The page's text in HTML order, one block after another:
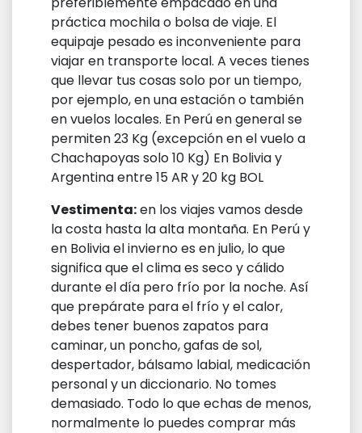
práctica mochila o bolsa de viaje. El
equipaje pesado es inconveniente para
viajar en transporte local. A veces tienes
que llevar tus cosas solo por un tiempo,
por ejemplo, en una estación o también
en vuelos locales. En Perú en general se
permiten 23 Kg (excepción en el vuelo a
Chachapoyas solo 10 Kg) En Bolivia y
Argentina entre 15 AR y 20 kg BOL
Vestimenta:en los viajes vamos desde
la costa hasta la alta montaña. En Perú y
en Bolivia el invierno es en julio, lo que
significa que el clima es seco y cálido
durante el día pero frío por la noche. Así
que prepárate para el frío y el calor,
debes tener buenos zapatos para
caminar, un poncho, gafas de sol,
despertador, bálsamo labial, medicación
personal y un diccionario. No tomes
demasiado. Todo lo que echas de menos,
normalmente lo puedes comprar más